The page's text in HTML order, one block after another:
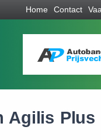
Home Contact
Agilis Plus